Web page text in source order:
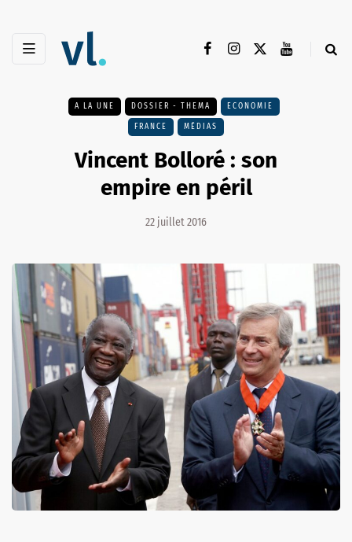
A LA UNE DOSSIER - THEMA ECONOMIE
FRANCE MÉDIAS
Vincent Bolloré : son
empire en péril
22 juillet 2016